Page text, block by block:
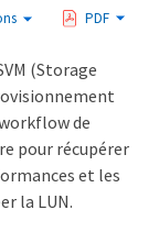
PDF
(Storage
de
pour récupérer
et les
la LUN.